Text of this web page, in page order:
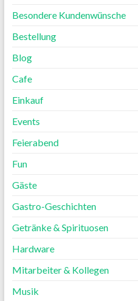
Besondere Kundenwünsche
Bestellung
Blog
Cafe
Einkauf
Events
Feierabend
Fun
Gäste
Gastro-Geschichten
Getränke & Spirituosen
Hardware
Mitarbeiter & Kollegen
Musik